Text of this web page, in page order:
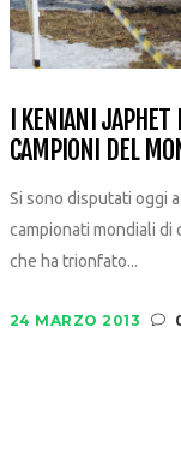
I KENIANI JAPHET
CAMPIONI DEL
Si sono disputati oggi
campionati mondiali di
che ha trionfato...
24 MARZO 2013